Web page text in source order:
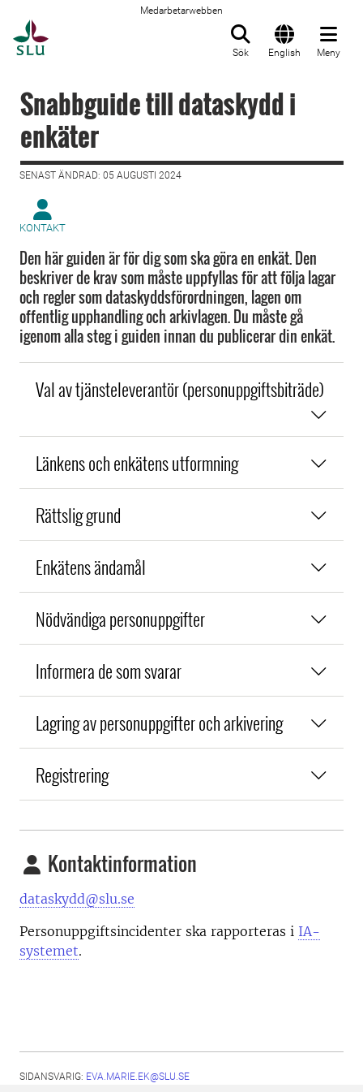
Medarbetarwebben
Sök English Meny
Snabbguide till dataskydd i
enkäter
SENAST ÄNDRAD: 05 AUGUSTI 2024
KONTAKT
Den här guiden är för dig som ska göra en enkät. Den
beskriver de krav som måste uppfyllas för att följa lagar
och regler som dataskyddsförordningen, lagen om
offentlig upphandling och arkivlagen. Du måste gå
igenom alla steg i guiden innan du publicerar din enkät.
Val av tjänsteleverantör (personuppgiftsbiträde)
Länkens och enkätens utformning
Rättslig grund
Enkätens ändamål
Nödvändiga personuppgifter
Informera de som svarar
Lagring av personuppgifter och arkivering
Registrering
Kontaktinformation
dataskydd@slu.se
Personuppgiftsincidenter ska rapporteras i IA-
systemet.
SIDANSVARIG: EVA.MARIE.EK@SLU.SE